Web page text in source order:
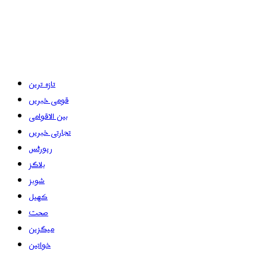
تازہ ترین
قومی خبریں
بین الاقوامی
تجارتی خبریں
رپورٹس
بلاگز
شوبز
کھیل
صحت
میگزین
خواتین